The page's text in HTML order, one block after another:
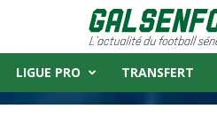
LIGUE PRO TRANSFERT